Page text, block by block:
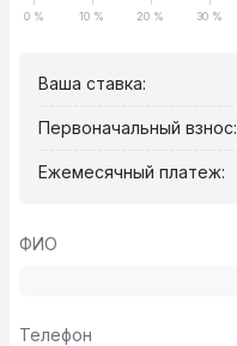
0 % 10 % 20 % 30 %
Ваша ставка:
Первоначальный взнос:
Ежемесячный платеж:
ФИО
Телефон